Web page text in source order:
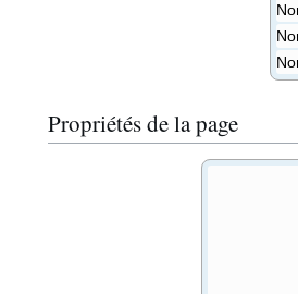
Propriétés de la page